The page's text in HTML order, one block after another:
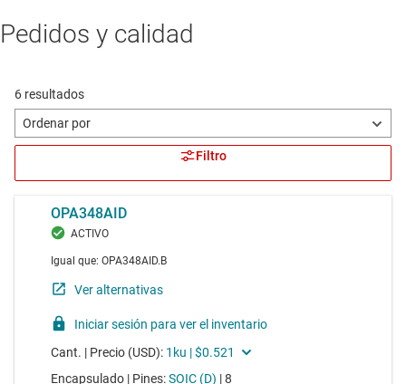
Pedidos y calidad